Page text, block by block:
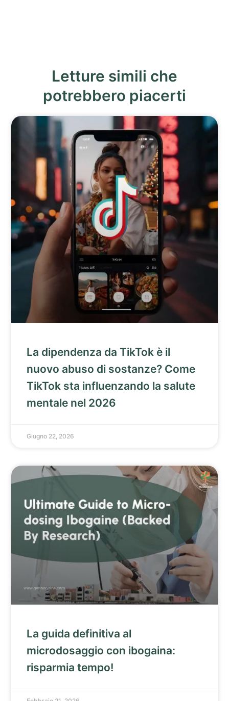
Letture simili che
potrebbero piacerti
La dipendenza da TikTok è il
nuovo abuso di sostanze? Come
TikTok sta influenzando la salute
mentale nel 2026
Giugno 22, 2026
La guida definitiva al
microdosaggio con ibogaina:
risparmia tempo!